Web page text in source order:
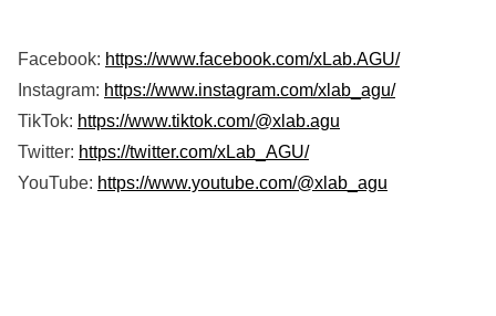
Facebook: https://www.facebook.com/xLab.AGU/
Instagram: https://www.instagram.com/xlab_agu/
TikTok: https://www.tiktok.com/@xlab.agu
Twitter: https://twitter.com/xLab_AGU/
YouTube: https://www.youtube.com/@xlab_agu